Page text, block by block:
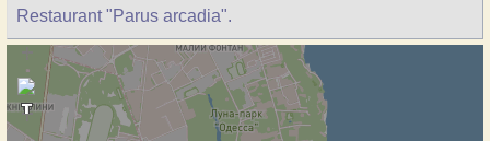
Restaurant "Parus arcadia".